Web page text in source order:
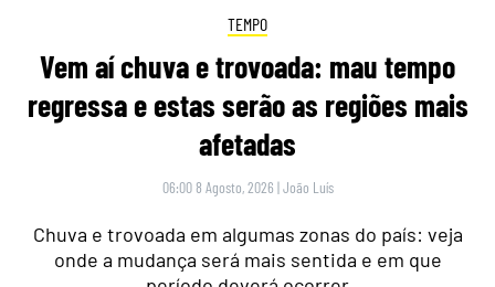
TEMPO
Vem aí chuva e trovoada: mau tempo
regressa e estas serão as regiões mais
afetadas
06:00 8 Agosto, 2026 |João Luís
Chuva e trovoada em algumas zonas do país: veja
onde a mudança será mais sentida e em que